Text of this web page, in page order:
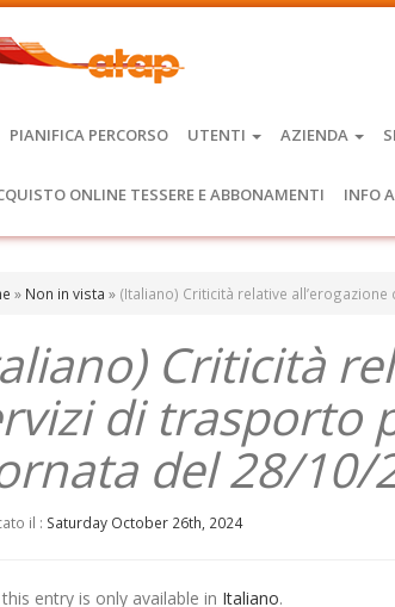
PIANIFICA PERCORSO UTENTI AZIENDA
ONLINE TESSERE E ABBONAMENTI INFO
» Non in vista » (Italiano) Criticità relative
Criticità
di trasporto
del 28/10/
il : Saturday October 26th, 2024
entry is only available in Italiano.